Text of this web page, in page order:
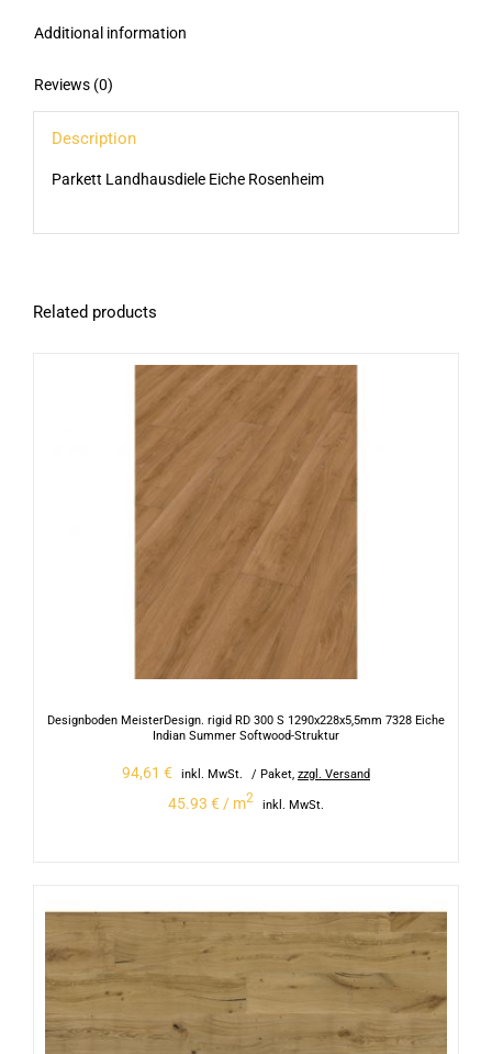
Additional information
Reviews (0)
Description
Parkett Landhausdiele Eiche Rosenheim
Related products
Designboden MeisterDesign. rigid RD 300 S 1290x228x5,5mm 7328 Eiche
Indian Summer Softwood-Struktur
94,61 € inkl. MwSt. / Paket, zzgl. Versand
45.93 € / m2 inkl. MwSt.